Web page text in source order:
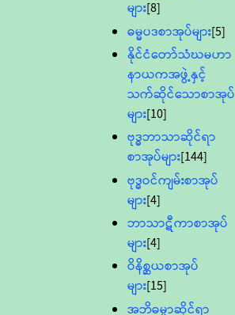
များ[8]
ဓမ္မပဒစာအုပ်များ[5]
နိုင်ငံတော်သံဃမဟာ
နာယကအဖွဲ့နှင့်
သက်ဆိုင်သောစာအုပ်
များ[10]
ဗုဒ္ဓဘာသာဆိုင်ရာ
စာအုပ်များ[144]
ဗုဒ္ဓဝင်ကျမ်းစာအုပ်
များ[4]
ဘာသာဋီကာစာအုပ်
များ[4]
ဝိနိစ္ဆယစာအုပ်
များ[15]
အဘိဓမ္မာဆိုင်ရာ